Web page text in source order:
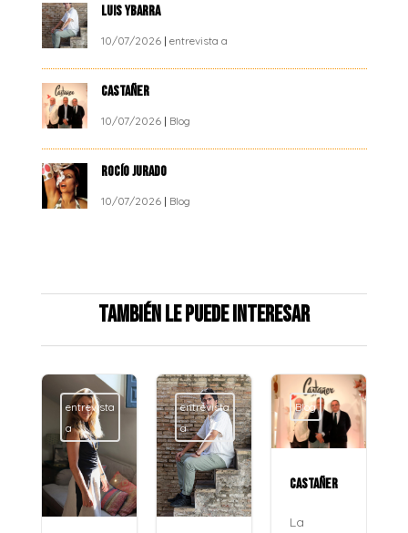
LUIS YBARRA
10/07/2026| entrevista a
CASTAÑER
10/07/2026| Blog
ROCÍO JURADO
10/07/2026| Blog
También le puede interesar
entrevista
a
entrevista
a
Blog
CASTAÑER
La